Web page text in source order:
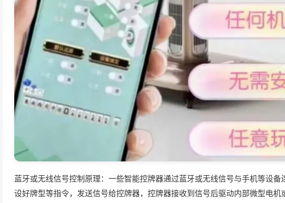
蓝牙或无线信号控制原理：一些智能控牌器通过蓝牙或无线信号与手机等设备
设好牌型等指令，发送信号给控牌器，控牌器接收到信号后驱动内部微型电机